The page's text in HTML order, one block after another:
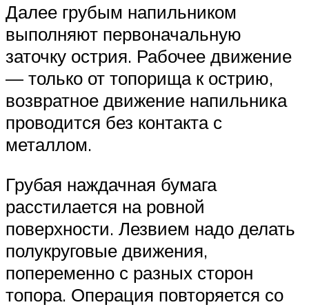
Далее грубым напильником
выполняют первоначальную
заточку острия. Рабочее движение
— только от топорища к острию,
возвратное движение напильника
проводится без контакта с
металлом.
Грубая наждачная бумага
расстилается на ровной
поверхности. Лезвием надо делать
полукруговые движения,
попеременно с разных сторон
топора. Операция повторяется со